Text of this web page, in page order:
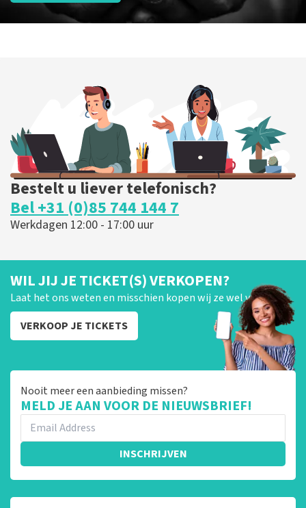
Bestelt u liever telefonisch?
Bel +31 (0)85 744 144 7
Werkdagen 12:00 - 17:00 uur
WIL JIJ JE TICKET(S) VERKOPEN?
Laat het ons weten en misschien kopen wij ze wel van je!
VERKOOP JE TICKETS
Nooit meer een aanbieding missen?
MELD JE AAN VOOR DE NIEUWSBRIEF!
INSCHRIJVEN